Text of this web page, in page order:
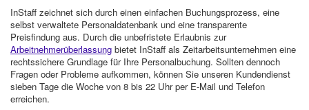
InStaff zeichnet sich durch einen einfachen Buchungsprozess, eine
selbst verwaltete Personaldatenbank und eine transparente
Preisfindung aus. Durch die unbefristete Erlaubnis zur
Arbeitnehmerüberlassung bietet InStaff als Zeitarbeitsunternehmen eine
rechtssichere Grundlage für Ihre Personalbuchung. Sollten dennoch
Fragen oder Probleme aufkommen, können Sie unseren Kundendienst
sieben Tage die Woche von 8 bis 22 Uhr per E-Mail und Telefon
erreichen.